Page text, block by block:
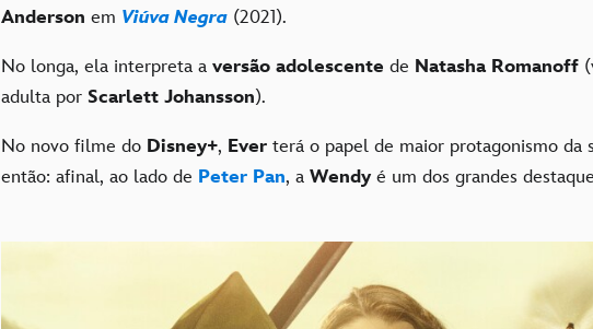
Anderson em Viúva Negra (2021).
No longa, ela interpreta a versão adolescente de Natasha Romanoff
adulta por Scarlett Johansson).
No novo filme do Disney+, Ever terá o papel de maior protagonismo da
então: afinal, ao lado de Peter Pan, a Wendy é um dos grandes